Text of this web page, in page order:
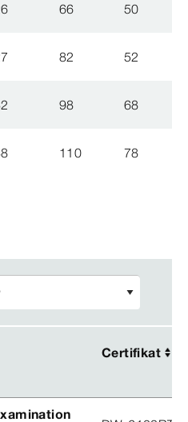
66 50
82 52
98 68
110 78
Certifikat
Certifikat